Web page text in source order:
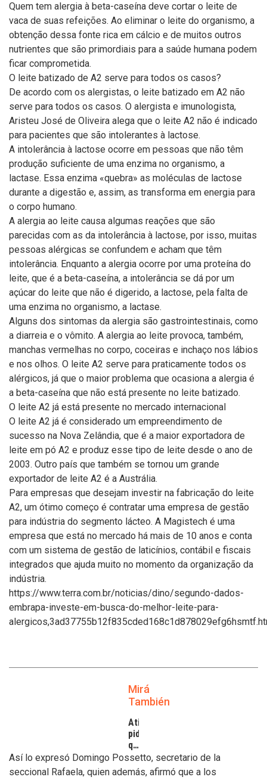
Quem tem alergia à beta-caseína deve cortar o leite de
vaca de suas refeições. Ao eliminar o leite do organismo, a
obtenção dessa fonte rica em cálcio e de muitos outros
nutrientes que são primordiais para a saúde humana podem
ficar comprometida.
O leite batizado de A2 serve para todos os casos?
De acordo com os alergistas, o leite batizado em A2 não
serve para todos os casos. O alergista e imunologista,
Aristeu José de Oliveira alega que o leite A2 não é indicado
para pacientes que são intolerantes à lactose.
A intolerância à lactose ocorre em pessoas que não têm
produção suficiente de uma enzima no organismo, a
lactase. Essa enzima «quebra» as moléculas de lactose
durante a digestão e, assim, as transforma em energia para
o corpo humano.
A alergia ao leite causa algumas reações que são
parecidas com as da intolerância à lactose, por isso, muitas
pessoas alérgicas se confundem e acham que têm
intolerância. Enquanto a alergia ocorre por uma proteína do
leite, que é a beta-caseína, a intolerância se dá por um
açúcar do leite que não é digerido, a lactose, pela falta de
uma enzima no organismo, a lactase.
Alguns dos sintomas da alergia são gastrointestinais, como
a diarreia e o vômito. A alergia ao leite provoca, também,
manchas vermelhas no corpo, coceiras e inchaço nos lábios
e nos olhos. O leite A2 serve para praticamente todos os
alérgicos, já que o maior problema que ocasiona a alergia é
a beta-caseína que não está presente no leite batizado.
O leite A2 já está presente no mercado internacional
O leite A2 já é considerado um empreendimento de
sucesso na Nova Zelândia, que é a maior exportadora de
leite em pó A2 e produz esse tipo de leite desde o ano de
2003. Outro país que também se tornou um grande
exportador de leite A2 é a Austrália.
Para empresas que desejam investir na fabricação do leite
A2, um ótimo começo é contratar uma empresa de gestão
para indústria do segmento lácteo. A Magistech é uma
empresa que está no mercado há mais de 10 anos e conta
com um sistema de gestão de laticínios, contábil e fiscais
integrados que ajuda muito no momento da organização da
indústria.
https://www.terra.com.br/noticias/dino/segundo-dados-
embrapa-investe-em-busca-do-melhor-leite-para-
Mirá
También
Atilra
pide
que
se
atiendan
Así lo expresó Domingo Possetto, secretario de la
seccional Rafaela, quien además, afirmó que a los